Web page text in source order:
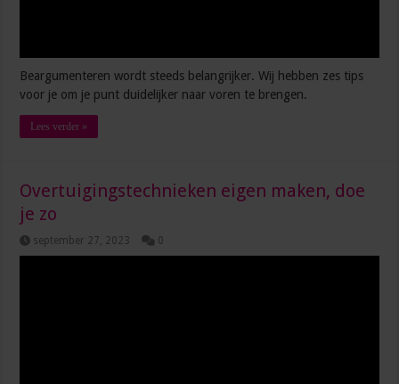
Beargumenteren wordt steeds belangrijker. Wij hebben zes tips
voor je om je punt duidelijker naar voren te brengen.
Lees verder »
Overtuigingstechnieken eigen maken, doe
je zo
september 27, 2023 0